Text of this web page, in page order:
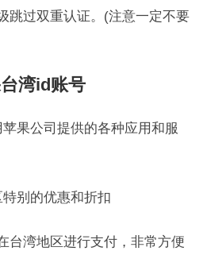
跳过双重认证。(注意一定不要
湾id账号
果公司提供的各种应用和服
别的优惠和折扣
台湾地区进行支付，非常方便